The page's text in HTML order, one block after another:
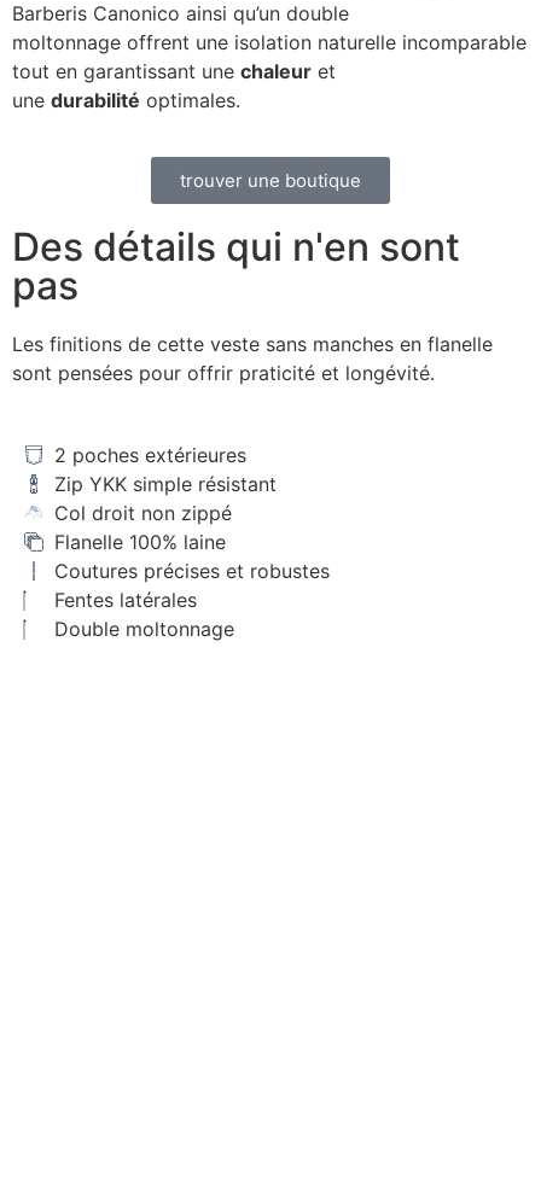
Barberis Canonico ainsi qu’un double
moltonnage offrent une isolation naturelle incomparable
tout en garantissant une chaleur et
une durabilité optimales.
trouver une boutique
Des détails qui n'en sont
pas
Les finitions de cette veste sans manches en flanelle
sont pensées pour offrir praticité et longévité.
2 poches extérieures
Zip YKK simple résistant
Col droit non zippé
Flanelle 100% laine
Coutures précises et robustes
Fentes latérales
Double moltonnage